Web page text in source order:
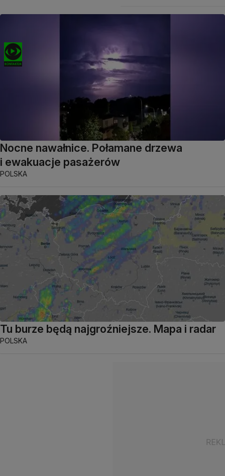
Nocne nawałnice. Połamane drzewa
i ewakuacje pasażerów
POLSKA
Tu burze będą najgroźniejsze. Mapa i radar
POLSKA